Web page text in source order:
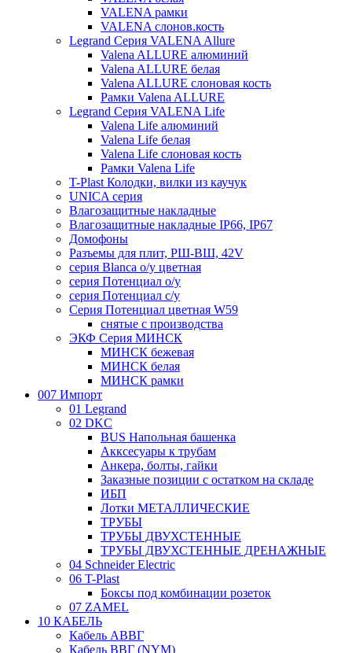
VALENA рамки
VALENA слонов.кость
Legrand Серия VALENA Allure
Valena ALLURE алюминий
Valena ALLURE белая
Valena ALLURE слоновая кость
Рамки Valena ALLURE
Legrand Серия VALENA Life
Valena Life алюминий
Valena Life белая
Valena Life слоновая кость
Рамки Valena Life
T-Plast Колодки, вилки из каучук
UNICA серия
Влагозащитные накладные
Влагозащитные накладные IP66, IP67
Домофоны
Разъемы для плит, РШ-ВШ, 42V
серия Blanca о/у цветная
серия Потенциал о/у
серия Потенциал с/у
Серия Потенциал цветная W59
снятые с производства
ЭКФ Серия МИНСК
МИНСК бежевая
МИНСК белая
МИНСК рамки
007 Импорт
01 Legrand
02 DKC
BUS Напольная башенка
Акксесуары к трубам
Анкера, болты, гайки
Заказные позиции с остатком на складе
ИБП
Лотки МЕТАЛЛИЧЕСКИЕ
ТРУБЫ
ТРУБЫ ДВУХСТЕННЫЕ
ТРУБЫ ДВУХСТЕННЫЕ ДРЕНАЖНЫЕ
04 Schneider Electric
06 T-Plast
Боксы под комбинации розеток
07 ZAMEL
10 КАБЕЛЬ
Кабель АВВГ
Кабель ВВГ (NYM)